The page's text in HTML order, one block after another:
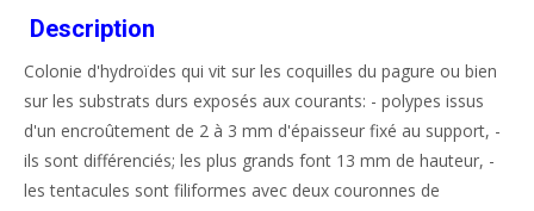
Description
Colonie d'hydroïdes qui vit sur les coquilles du pagure ou bien
sur les substrats durs exposés aux courants: - polypes issus
d'un encroûtement de 2 à 3 mm d'épaisseur fixé au support, -
ils sont différenciés; les plus grands font 13 mm de hauteur, -
les tentacules sont filiformes avec deux couronnes de